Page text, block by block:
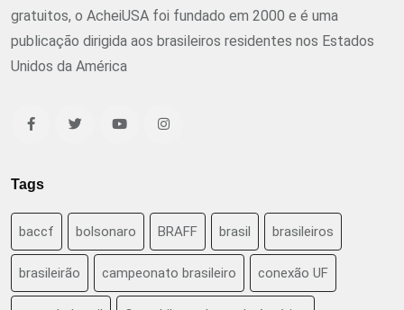
gratuitos, o AcheiUSA foi fundado em 2000 e é uma
publicação dirigida aos brasileiros residentes nos Estados
Unidos da América
Tags
baccf bolsonaro BRAFF brasil brasileiros
brasileirão campeonato brasileiro conexão UF